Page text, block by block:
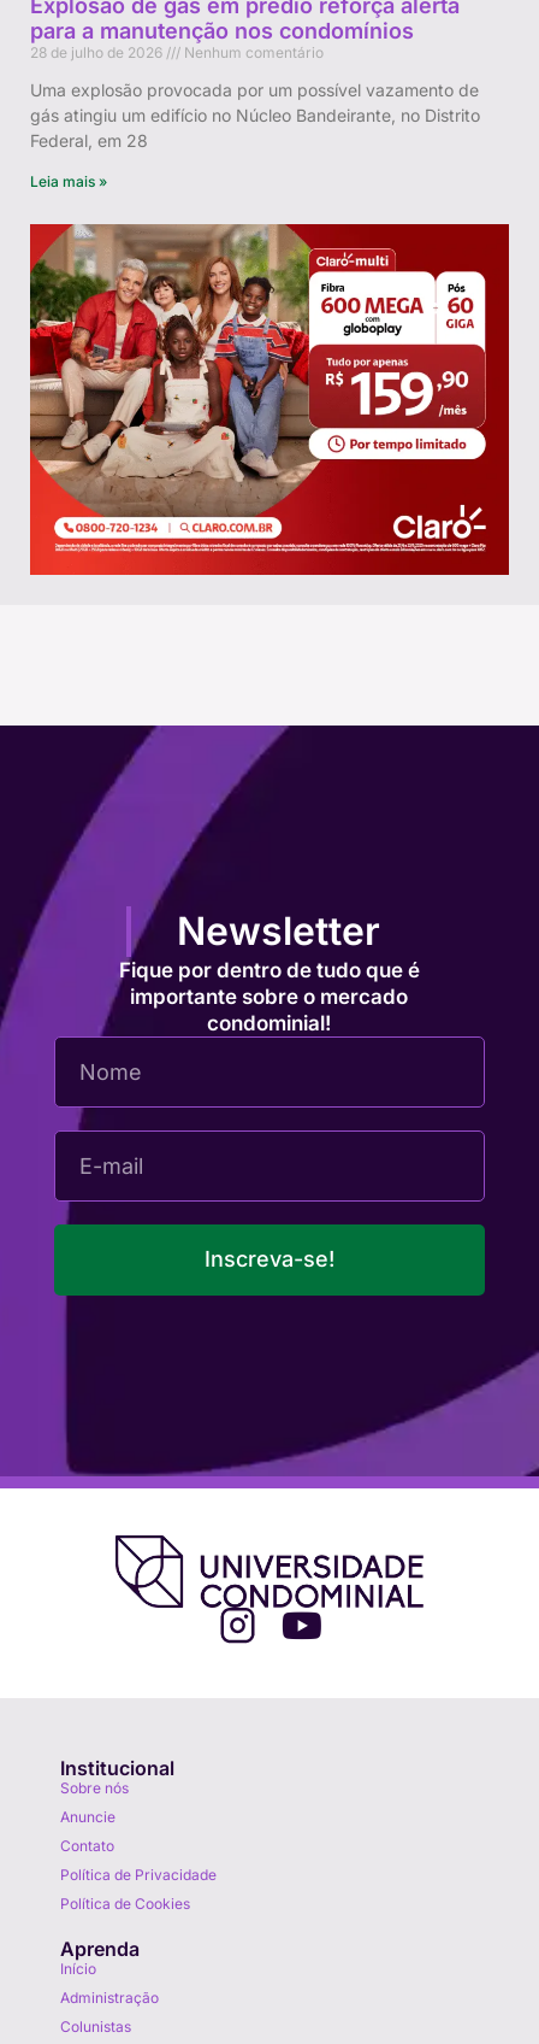
para a manutenção nos condomínios
28 de julho de 2026 Nenhum comentário
Uma explosão provocada por um possível vazamento de
gás atingiu um edifício no Núcleo Bandeirante, no Distrito
Federal, em 28
Leia mais »
Newsletter
Fique por dentro de tudo que é
importante sobre o mercado
condominial!
Inscreva-se!
Institucional
Sobre nós
Anuncie
Contato
Política de Privacidade
Política de Cookies
Aprenda
Início
Administração
Colunistas